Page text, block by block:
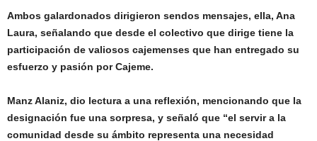
Ambos galardonados dirigieron sendos mensajes, ella, Ana
Laura, señalando que desde el colectivo que dirige tiene la
participación de valiosos cajemenses que han entregado su
esfuerzo y pasión por Cajeme.
Manz Alaniz, dio lectura a una reflexión, mencionando que la
designación fue una sorpresa, y señaló que “el servir a la
comunidad desde su ámbito representa una necesidad